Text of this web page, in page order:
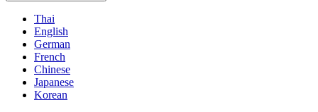
Thai
English
German
French
Chinese
Japanese
Korean